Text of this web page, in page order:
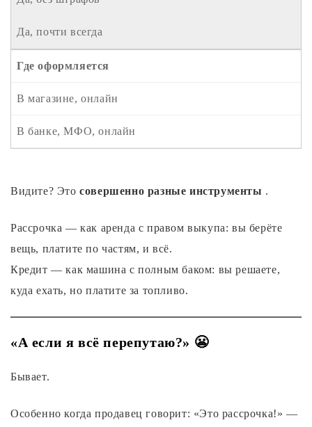
Да, почти всегда
Где оформляется
В магазине, онлайн
В банке, МФО, онлайн
Видите? Этосовершенно разные инструменты .
Рассрочка — как аренда с правом выкупа: вы берёте
вещь, платите по частям, и всё.
Кредит — как машина с полным баком: вы решаете,
куда ехать, но платите за топливо.
«А если я всё перепутаю?» 😬
Бывает.
Особенно когда продавец говорит: «Это рассрочка!» —